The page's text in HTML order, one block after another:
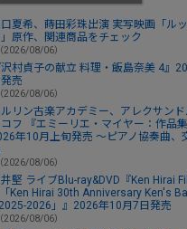
夏希、蒔田彩珠出演 実写映画「ル
原作、関連商品をチェック
（2026/08/06）
沢村貞子の献立 料理・飯島奈美 4』
発売
（2026/08/06）
リン古楽アカデミー、アレクサン
フ 『エミーリエ・マイヤー：作品集
年10月上旬発売 ～ピアノ協奏曲、
（2026/08/06）
堅 ライブBlu-ray&DVD『Ken Hirai
Ken Hirai 30th Anniversary Ken's
2026」』2026年10月7日発売
（2026/08/06）